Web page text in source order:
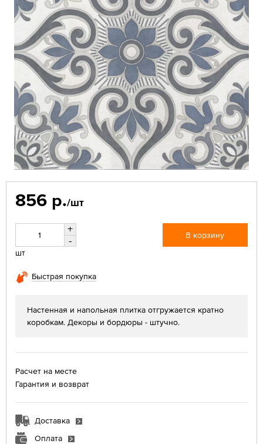
856 р./шт
+
-
шт
В корзину
Быстрая покупка
Настенная и напольная плитка отгружается кратно
коробкам. Декоры и бордюры - штучно.
Расчет на месте
Гарантия и возврат
Доставка
Оплата